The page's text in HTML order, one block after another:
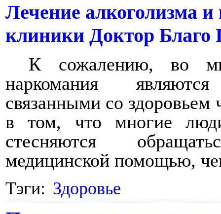
Лечение алкоголизма
клиники Доктор
К сожалению, во
наркомания
связанными со здоровьем
в том, что многие
стесняются
медицинской помощью,
Тэги: Здоровье